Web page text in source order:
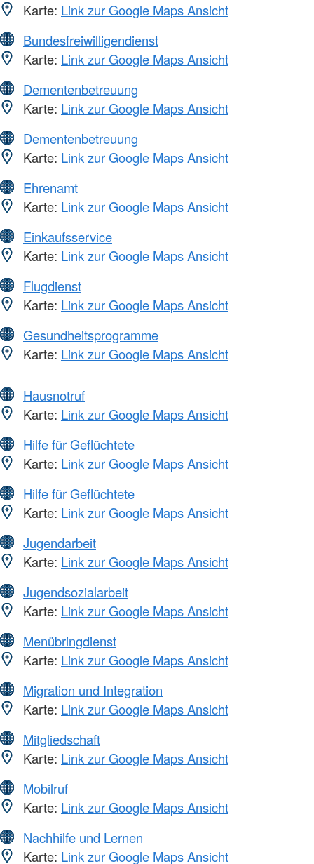
Karte: Link zur Google Maps Ansicht
Bundesfreiwilligendienst
Karte: Link zur Google Maps Ansicht
Dementenbetreuung
Karte: Link zur Google Maps Ansicht
Dementenbetreuung
Karte: Link zur Google Maps Ansicht
Ehrenamt
Karte: Link zur Google Maps Ansicht
Einkaufsservice
Karte: Link zur Google Maps Ansicht
Flugdienst
Karte: Link zur Google Maps Ansicht
Gesundheitsprogramme
Karte: Link zur Google Maps Ansicht
Hausnotruf
Karte: Link zur Google Maps Ansicht
Hilfe für Geflüchtete
Karte: Link zur Google Maps Ansicht
Hilfe für Geflüchtete
Karte: Link zur Google Maps Ansicht
Jugendarbeit
Karte: Link zur Google Maps Ansicht
Jugendsozialarbeit
Karte: Link zur Google Maps Ansicht
Menübringdienst
Karte: Link zur Google Maps Ansicht
Migration und Integration
Karte: Link zur Google Maps Ansicht
Mitgliedschaft
Karte: Link zur Google Maps Ansicht
Mobilruf
Karte: Link zur Google Maps Ansicht
Nachhilfe und Lernen
Karte: Link zur Google Maps Ansicht